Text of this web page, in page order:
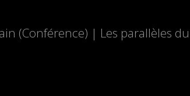
(Conférence) | Les parallèles du